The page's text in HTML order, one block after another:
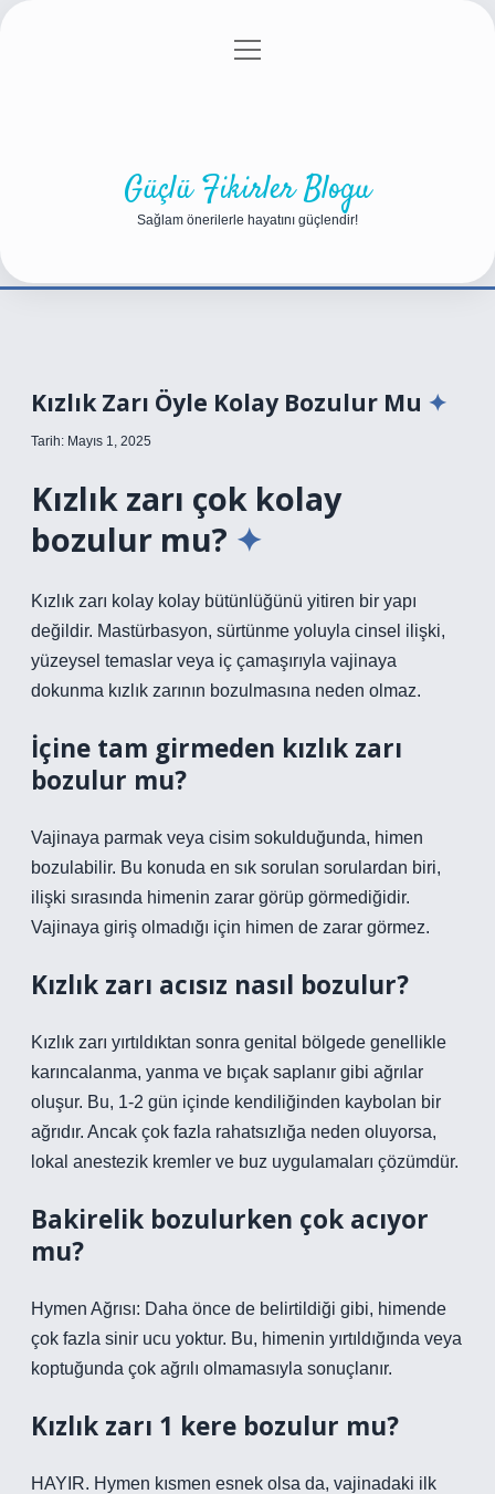
Gizlilik Politikası
menüyü
Güçlü Fikirler Blogu
Sağlam önerilerle hayatını güçlendir!
Kızlık Zarı Öyle Kolay Bozulur Mu
Tarih: Mayıs 1, 2025
Kızlık zarı çok kolay
bozulur mu?
Kızlık zarı kolay kolay bütünlüğünü yitiren bir yapı
değildir. Mastürbasyon, sürtünme yoluyla cinsel ilişki,
yüzeysel temaslar veya iç çamaşırıyla vajinaya
dokunma kızlık zarının bozulmasına neden olmaz.
İçine tam girmeden kızlık zarı
bozulur mu?
Vajinaya parmak veya cisim sokulduğunda, himen
bozulabilir. Bu konuda en sık sorulan sorulardan biri,
ilişki sırasında himenin zarar görüp görmediğidir.
Vajinaya giriş olmadığı için himen de zarar görmez.
Kızlık zarı acısız nasıl bozulur?
Kızlık zarı yırtıldıktan sonra genital bölgede genellikle
karıncalanma, yanma ve bıçak saplanır gibi ağrılar
oluşur. Bu, 1-2 gün içinde kendiliğinden kaybolan bir
ağrıdır. Ancak çok fazla rahatsızlığa neden oluyorsa,
lokal anestezik kremler ve buz uygulamaları çözümdür.
Bakirelik bozulurken çok acıyor
mu?
Hymen Ağrısı: Daha önce de belirtildiği gibi, himende
çok fazla sinir ucu yoktur. Bu, himenin yırtıldığında veya
koptuğunda çok ağrılı olmamasıyla sonuçlanır.
Kızlık zarı 1 kere bozulur mu?
HAYIR. Hymen kısmen esnek olsa da, vajinadaki ilk